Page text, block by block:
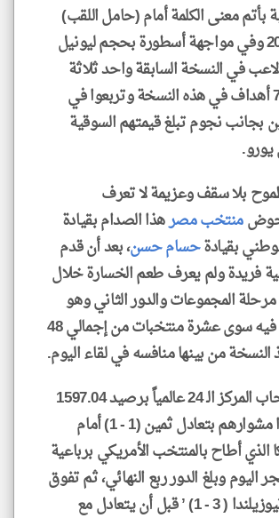
بأتم معنى الكلمة أمام (حامل اللقب)
في نسخة 2022 وفي مواجهة أسطورة بحجم ليونيل
في النسخة السابقة واحد ثلاثة
نجوم سجلوا 7 أهداف في هذه النسخة وتربعوا في
بجانب نجوم تبلغ قيمتهم السوقية
بلا سقف وعزيمة لا تعرف
منتخب مصرهذا الصدام بقيادة
بقيادةحسام حسن، بعد أن قدم
فريدة ولم يعرف طعم الخسارة خلال
المجموعات والدور الثاني وهو
رقم لا يشاركه فيه سوى عشرة منتخبات من إجمالي 48
من بينها منافسه في لقاء اليوم.
'الفراعنة' أصحاب المركز الـ 24 عالمياً برصيد 1597.04
نقطة’ استهلوا مشوارهم بتعادل ثمين (1 - 1) أمام
أطاح بالمنتخب الأمريكي برباعية
وبلغ الدور ربع النهائي، ثم تفوق
على منتخب نيوزيلندا ( 3 - 1) ’ قبل أن يتعادل مع